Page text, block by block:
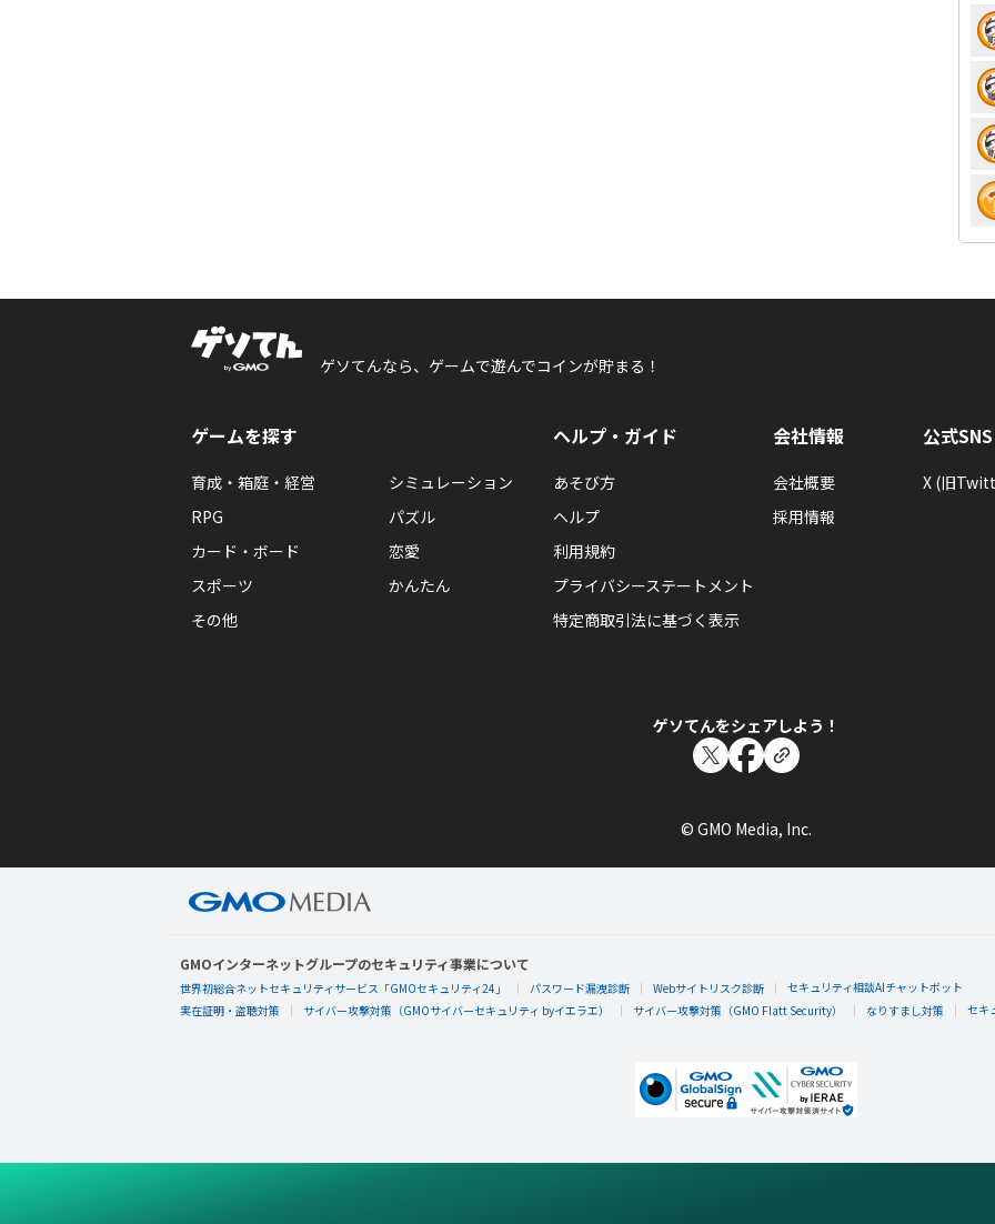
ゲソてんなら、ゲームで遊んでコインが貯まる！
ゲームを探す
育成・箱庭・経営
シミュレーション
RPG
パズル
カード・ボード
恋愛
スポーツ
かんたん
その他
ヘルプ・ガイド
あそび方
ヘルプ
利用規約
プライバシーステートメント
特定商取引法に基づく表示
会社情報
会社概要
採用情報
公式SNS
X (旧
ゲソてんをシェアしよう！
© GMO Media, Inc.
GMOインターネットグループのセキュリティ事業について
世界初総合ネットセキュリティサービス「GMOセキュリティ24」 パスワード漏洩診断 Webサイトリスク診断
セキュリティ相談AIチャットボット
実在証明・盗聴対策
サイバー攻撃対策（GMOサイバーセキュリティ byイエラエ） サイバー攻撃対策（GMO Flatt Security） なりすまし対策 セキ